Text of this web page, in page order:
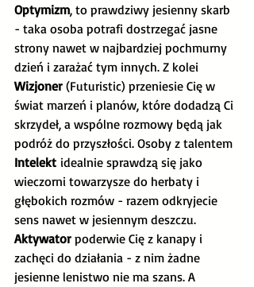
Optymizm, to prawdziwy jesienny skarb
- taka osoba potrafi dostrzegać jasne
strony nawet w najbardziej pochmurny
dzień i zarażać tym innych. Z kolei
Wizjoner (Futuristic) przeniesie Cię w
świat marzeń i planów, które dodadzą Ci
skrzydeł, a wspólne rozmowy będą jak
podróż do przyszłości. Osoby z talentem
Intelekt idealnie sprawdzą się jako
wieczorni towarzysze do herbaty i
głębokich rozmów - razem odkryjecie
sens nawet w jesiennym deszczu.
Aktywator poderwie Cię z kanapy i
zachęci do działania - z nim żadne
jesienne lenistwo nie ma szans. A